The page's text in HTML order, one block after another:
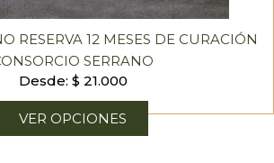
RESERVA 12 MESES DE CURACIÓN
SERRANO
Desde: $ 21.000
VER OPCIONES